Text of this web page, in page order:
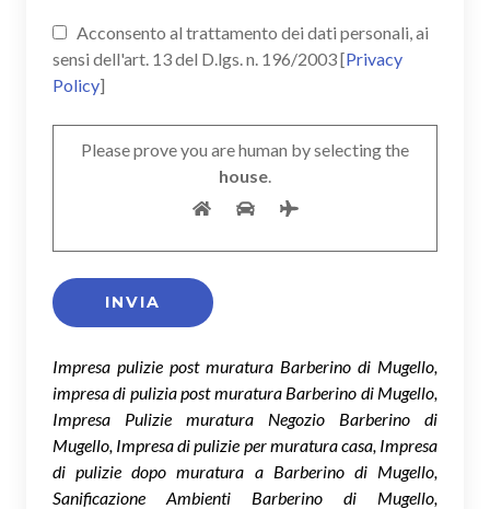
Acconsento al trattamento dei dati personali, ai
sensi dell'art. 13 del D.lgs. n. 196/2003 [Privacy
Policy]
Please prove you are human by selecting the
house.
Impresa pulizie post muratura Barberino di Mugello,
impresa di pulizia post muratura Barberino di Mugello,
Impresa Pulizie muratura Negozio Barberino di
Mugello, Impresa di pulizie per muratura casa, Impresa
di pulizie dopo muratura a Barberino di Mugello,
Sanificazione Ambienti Barberino di Mugello,